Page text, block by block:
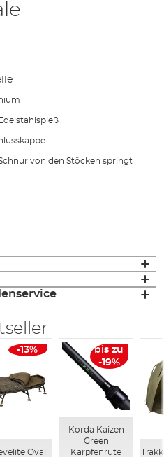
von den Stöcken springt
-13%
Oval
bis zu
-19%
Korda Kaizen
Green
Karpfenrute